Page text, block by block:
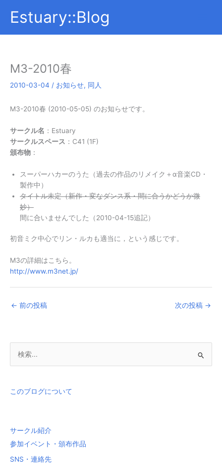
Estuary::Blog
M3-2010春
2010-03-04 / お知らせ, 同人
M3-2010春 (2010-05-05) のお知らせです。
サークル名 ：Estuary
サークルスペース ：C41 (1F)
頒布物 ：
スーパーハカーのうた（過去の作品のリメイク＋α音楽CD・
製作中）
タイトル未定（新作・変なダンス系・間に合うかどうか微
妙）
間に合いませんでした（2010-04-15追記）
初音ミク中心でリン・ルカも適当に，という感じです。
M3の詳細はこちら。
http://www.m3net.jp/
← 前の投稿 次の投稿 →
象
このブログについて
サークル紹介
参加イベント・頒布作品
SNS・連絡先